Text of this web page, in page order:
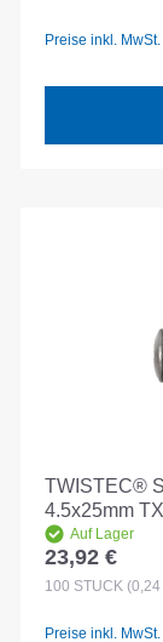
Preise inkl.
TWISTEC®
4.5x25mm
Auf Lager
Regulärer
23,92 €
100 STÜCK
Preise inkl.